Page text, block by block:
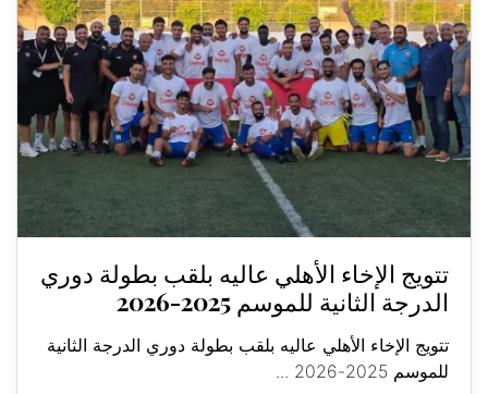
تتويج الإخاء الأهلي عاليه بلقب بطولة دوري
الدرجة الثانية للموسم 2025-2026
تتويج الإخاء الأهلي عاليه بلقب بطولة دوري الدرجة الثانية
للموسم 2025-2026 ...